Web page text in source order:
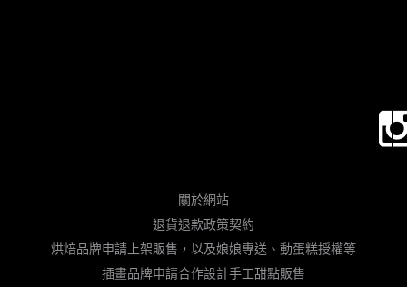
關於網站
退貨退款政策契約
烘焙品牌申請上架販售，以及娘娘專送、動蛋糕授權等
插畫品牌申請合作設計手工甜點販售